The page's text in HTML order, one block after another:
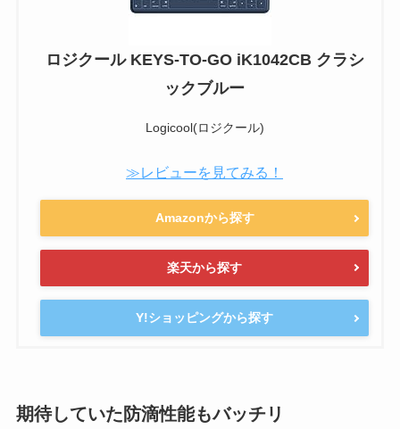
ロジクール KEYS-TO-GO iK1042CB クラシ
ックブルー
Logicool(ロジクール)
≫レビューを見てみる！
Amazonから探す
楽天から探す
Y!ショッピングから探す
期待していた防滴性能もバッチリ